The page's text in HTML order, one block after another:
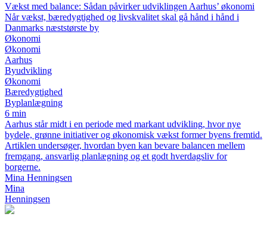
Vækst med balance: Sådan påvirker udviklingen Aarhus’ økonomi
Når vækst, bæredygtighed og livskvalitet skal gå hånd i hånd i
Danmarks næststørste by
Økonomi
Økonomi
Aarhus
Byudvikling
Økonomi
Bæredygtighed
Byplanlægning
6 min
Aarhus står midt i en periode med markant udvikling, hvor nye
bydele, grønne initiativer og økonomisk vækst former byens fremtid.
Artiklen undersøger, hvordan byen kan bevare balancen mellem
fremgang, ansvarlig planlægning og et godt hverdagsliv for
borgerne.
Mina Henningsen
Mina
Henningsen